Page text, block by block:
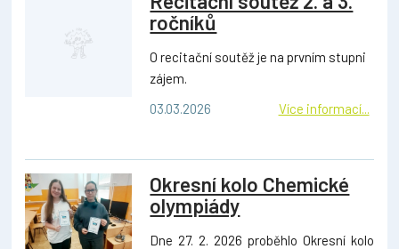
ročníků
O recitační soutěž je na prvním stupni
zájem.
03.03.2026
Více informací...
Okresní kolo Chemické
olympiády
Dne 27. 2. 2026 proběhlo Okresní kolo